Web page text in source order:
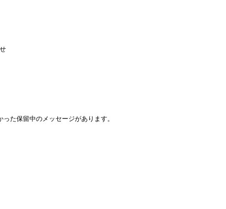
た保留中のメッセージがあります。